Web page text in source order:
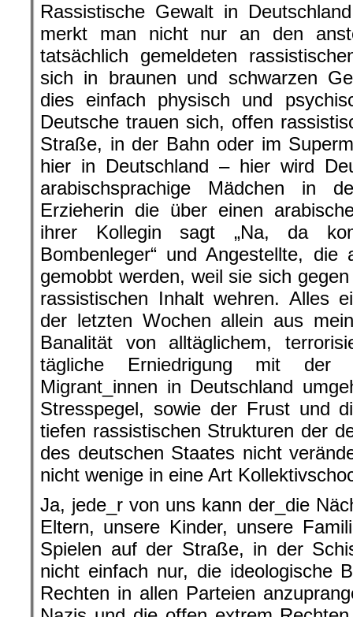
Rassistische Gewalt in
merkt man nicht nur an den
tatsächlich gemeldeten
sich in braunen und schwarzen
dies einfach physisch und
Deutsche trauen sich, offen
Straße, in der Bahn oder im
hier in Deutschland – hier wird
arabischsprachige Mädchen in
Erzieherin die über einen
ihrer Kollegin sagt „Na, da
Bombenleger“ und Angestellte, die
gemobbt werden, weil sie sich
rassistischen Inhalt wehren. Alles
der letzten Wochen allein aus
Banalität von alltäglichem,
tägliche Erniedrigung mit der
Migrant_innen in Deutschland
Stresspegel, sowie der Frust und
tiefen rassistischen Strukturen der
des deutschen Staates nicht
nicht wenige in eine Art
Ja, jede_r von uns kann der_die
Eltern, unsere Kinder, unsere
Spielen auf der Straße, in der
nicht einfach nur, die ideologische
Rechten in allen Parteien